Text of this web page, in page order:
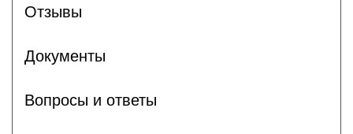
Отзывы
Документы
Вопросы и ответы